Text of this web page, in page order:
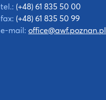
tel.: (+48) 61 835 50 00
fax: (+48) 61 835 50 99
e-mail: office@awf.poznan.pl